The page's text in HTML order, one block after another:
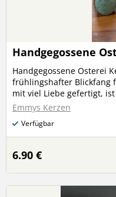
Handgegossene
Handgegossene Osterei
frühlingshafter Blickfang
mit viel Liebe gefertigt,
erhältlich und ideal als
kombinierbar mit der
möglich.
Emmys Kerzen
Verfügbar
6.90 €